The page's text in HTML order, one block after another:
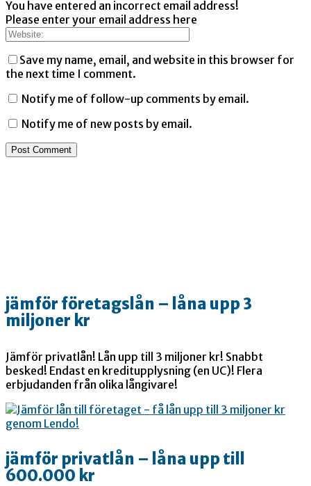
You have entered an incorrect email address!
Please enter your email address here
Save my name, email, and website in this browser for
the next time I comment.
Notify me of follow-up comments by email.
Notify me of new posts by email.
jämför företagslån – låna upp 3
miljoner kr
Jämför privatlån! Lån upp till 3 miljoner kr! Snabbt
besked! Endast en kreditupplysning (en UC)! Flera
erbjudanden från olika långivare!
jämför privatlån – låna upp till
600.000 kr